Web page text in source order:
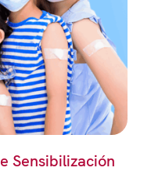
Sensibilización